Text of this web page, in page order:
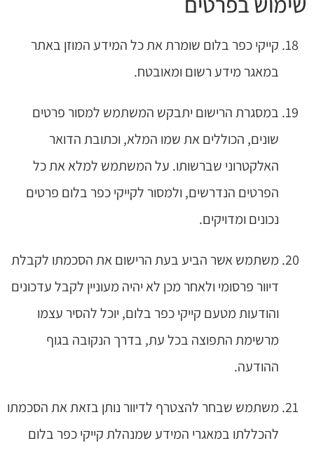
קייקי כפר בלום שומרת את כל המידע המוזן באתר
במאגר מידע רשום ומאובטח.
במסגרת הרישום יתבקש המשתמש למסור פרטים
שונים, הכוללים את שמו המלא, וכתובת הדואר
האלקטרוני שברשותו. על המשתמש למלא את כל
הפרטים הנדרשים, ולמסור לקייקי כפר בלום פרטים
נכונים ומדויקים.
משתמש אשר הביע בעת הרישום את הסכמתו לקבלת
דיוור פרסומי ולאחר מכן לא יהיה מעוניין לקבל עדכונים
והודעות מטעם קייקי כפר בלום, יוכל להסיר עצמו
מרשימת התפוצה בכל עת, בדרך הנקובה בגוף
ההודעה.
משתמש שבחר להצטרף לדיוור נותן בזאת את הסכמתו
להכללתו במאגרי המידע שמנהלת קייקי כפר בלום